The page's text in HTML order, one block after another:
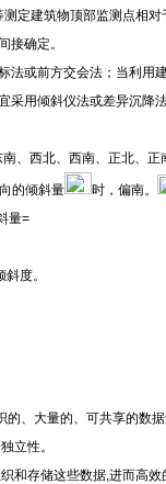
定建筑物顶部监测点相
接确定。
法或前方交会法；当利
采用倾斜仪法或差异沉降
、西北、西南、正北、正
的倾斜量
时，偏南。
量=
度。
、大量的、可共享的数
立性。
和存储这些数据,进而高